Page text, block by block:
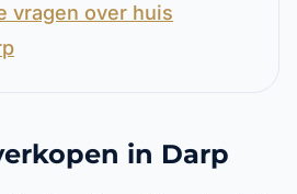
vragen over huis
in Darp